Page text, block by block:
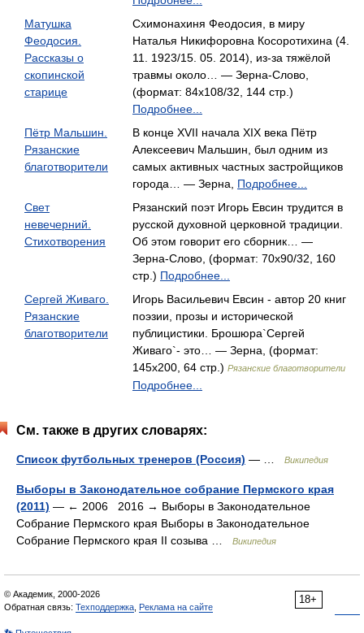
Матушка
Феодосия.
Рассказы о
скопинской
старице
Схимонахиня Феодосия, в миру
Наталья Никифоровна Косоротихина (4.
11. 1923/15. 05. 2014), из-за тяжёлой
травмы около… — Зерна-Слово,
(формат: 84x108/32, 144 стр.)
Подробнее...
Пётр Мальшин.
Рязанские
благотворители
В конце XVII начала XIX века Пётр
Алексеевич Мальшин, был одним из
самых активных частных застройщиков
города… — Зерна, Подробнее...
Свет
невечерний.
Стихотворения
Рязанский поэт Игорь Евсин трудится в
русской духовной церковной традиции.
Об этом говорит его сборник… —
Зерна-Слово, (формат: 70x90/32, 160
стр.) Подробнее...
Сергей Живаго.
Рязанские
благотворители
Игорь Васильевич Евсин - автор 20 книг
поэзии, прозы и исторической
публицистики. Брошюра`Сергей
Живаго`- это… — Зерна, (формат:
145x200, 64 стр.) Рязанские благотворители
Подробнее...
См. также в других словарях:
Список футбольных тренеров (Россия) — … Википедия
Выборы в Законодательное собрание Пермского края
(2011) — ← 2006 2016 → Выборы в Законодательное
Собрание Пермского края Выборы в Законодательное
Собрание Пермского края II созыва …
Википедия
18+
© Академик, 2000-2026
Обратная связь: Техподдержка Реклама на сайте